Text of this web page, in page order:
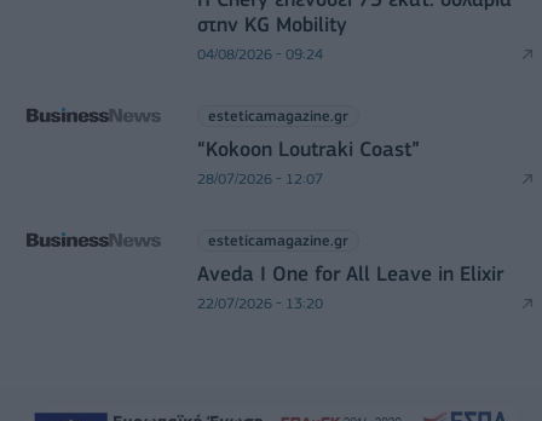
στην KG Mobility
04/08/2026 - 09:24
esteticamagazine.gr
“Kokoon Loutraki Coast”
28/07/2026 - 12:07
esteticamagazine.gr
Aveda I One for All Leave in Elixir
22/07/2026 - 13:20